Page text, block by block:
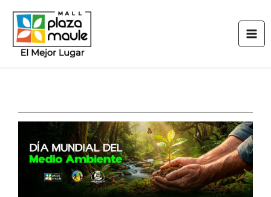
contenido